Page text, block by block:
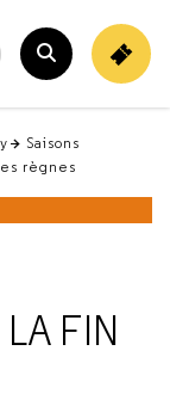
Rechercher
Saisons
règnes
FIN